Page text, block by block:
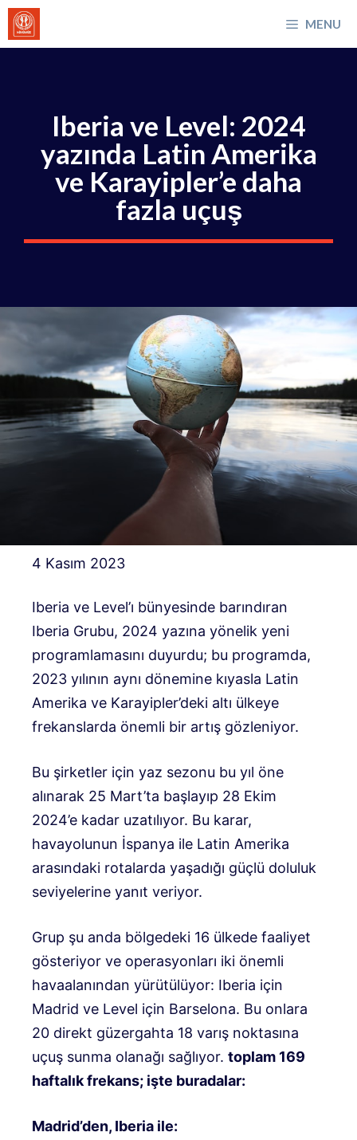
İçeriğe
atla
MENU
Iberia ve Level: 2024
yazında Latin Amerika
ve Karayipler’e daha
fazla uçuş
4 Kasım 2023
Iberia ve Level’ı bünyesinde barındıran
Iberia Grubu, 2024 yazına yönelik yeni
programlamasını duyurdu; bu programda,
2023 yılının aynı dönemine kıyasla Latin
Amerika ve Karayipler’deki altı ülkeye
frekanslarda önemli bir artış gözleniyor.
Bu şirketler için yaz sezonu bu yıl öne
alınarak 25 Mart’ta başlayıp 28 Ekim
2024’e kadar uzatılıyor. Bu karar,
havayolunun İspanya ile Latin Amerika
arasındaki rotalarda yaşadığı güçlü doluluk
seviyelerine yanıt veriyor.
Grup şu anda bölgedeki 16 ülkede faaliyet
gösteriyor ve operasyonları iki önemli
havaalanından yürütülüyor: Iberia için
Madrid ve Level için Barselona. Bu onlara
20 direkt güzergahta 18 varış noktasına
uçuş sunma olanağı sağlıyor. toplam 169
haftalık frekans; işte buradalar:
Madrid’den, Iberia ile: